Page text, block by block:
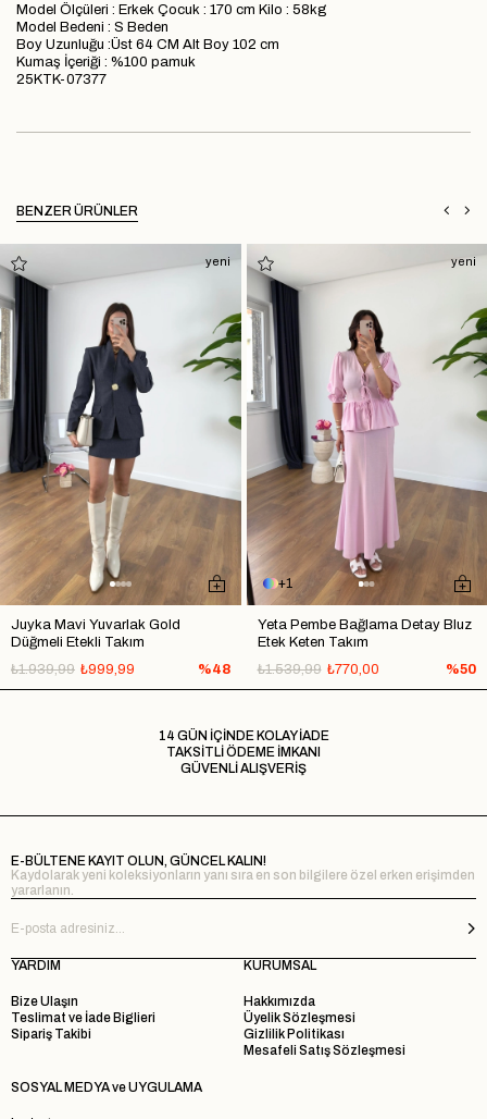
Model Ölçüleri : Erkek Çocuk : 170 cm Kilo : 58kg
Model Bedeni : S Beden
Boy Uzunluğu :Üst 64 CM Alt Boy 102 cm
Kumaş İçeriği : %100 pamuk
25KTK-07377
BENZER ÜRÜNLER
Juyka Mavi Yuvarlak Gold
Düğmeli Etekli Takım
₺999,99
₺1.939,99 %48
yeni
1
Yeta Pembe Bağlama Detay Bluz
Etek Keten Takım
₺770,00
₺1.539,99 %50
yeni
14 GÜN İÇİNDE KOLAY İADE
TAKSİTLİ ÖDEME İMKANI
GÜVENLİ ALIŞVERİŞ
E-BÜLTENE KAYIT OLUN, GÜNCEL KALIN!
Kaydolarak yeni koleksiyonların yanı sıra en son bilgilere özel erken erişimden
yararlanın.
YARDIM
Bize Ulaşın
Teslimat ve İade Biglieri
Sipariş Takibi
KURUMSAL
Hakkımızda
Üyelik Sözleşmesi
Gizlilik Politikası
Mesafeli Satış Sözleşmesi
SOSYAL MEDYA ve UYGULAMA